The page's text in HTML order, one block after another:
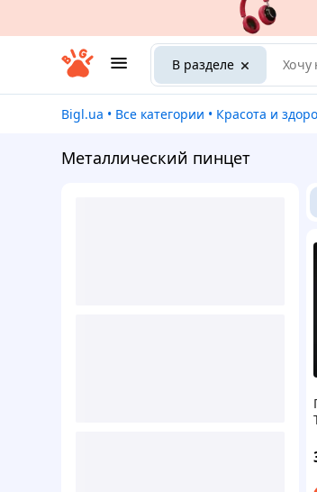
В разделе
Bigl.ua • Все категории • Красота и
Металлический пинцет